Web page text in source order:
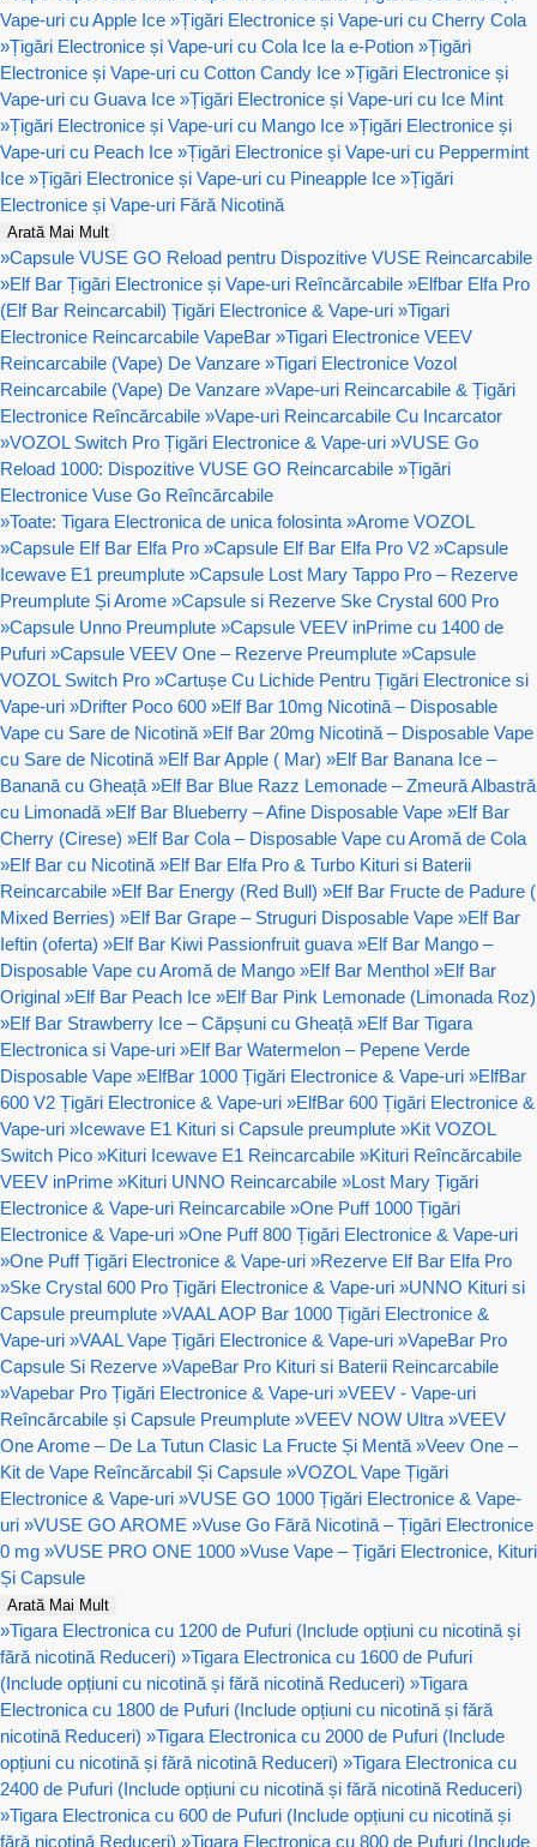
Vape-uri cu Apple Ice »Țigări Electronice și Vape-uri cu Cherry Cola
»Țigări Electronice și Vape-uri cu Cola Ice la e-Potion »Țigări
Electronice și Vape-uri cu Cotton Candy Ice »Țigări Electronice și
Vape-uri cu Guava Ice »Țigări Electronice și Vape-uri cu Ice Mint
»Țigări Electronice și Vape-uri cu Mango Ice »Țigări Electronice și
Vape-uri cu Peach Ice »Țigări Electronice și Vape-uri cu Peppermint
Ice »Țigări Electronice și Vape-uri cu Pineapple Ice »Țigări
Electronice și Vape-uri Fără Nicotină
Arată Mai Mult
»Capsule VUSE GO Reload pentru Dispozitive VUSE Reincarcabile
»Elf Bar Țigări Electronice și Vape-uri Reîncărcabile »Elfbar Elfa Pro
(Elf Bar Reincarcabil) Țigări Electronice & Vape-uri »Tigari
Electronice Reincarcabile VapeBar »Tigari Electronice VEEV
Reincarcabile (Vape) De Vanzare »Tigari Electronice Vozol
Reincarcabile (Vape) De Vanzare »Vape-uri Reincarcabile & Țigări
Electronice Reîncărcabile »Vape-uri Reincarcabile Cu Incarcator
»VOZOL Switch Pro Țigări Electronice & Vape-uri »VUSE Go
Reload 1000: Dispozitive VUSE GO Reincarcabile »Țigări
Electronice Vuse Go Reîncărcabile
»Toate: Tigara Electronica de unica folosinta »Arome VOZOL
»Capsule Elf Bar Elfa Pro »Capsule Elf Bar Elfa Pro V2 »Capsule
Icewave E1 preumplute »Capsule Lost Mary Tappo Pro – Rezerve
Preumplute Și Arome »Capsule si Rezerve Ske Crystal 600 Pro
»Capsule Unno Preumplute »Capsule VEEV inPrime cu 1400 de
Pufuri »Capsule VEEV One – Rezerve Preumplute »Capsule
VOZOL Switch Pro »Cartușe Cu Lichide Pentru Țigări Electronice si
Vape-uri »Drifter Poco 600 »Elf Bar 10mg Nicotină – Disposable
Vape cu Sare de Nicotină »Elf Bar 20mg Nicotină – Disposable Vape
cu Sare de Nicotină »Elf Bar Apple ( Mar) »Elf Bar Banana Ice –
Banană cu Gheață »Elf Bar Blue Razz Lemonade – Zmeură Albastră
cu Limonadă »Elf Bar Blueberry – Afine Disposable Vape »Elf Bar
Cherry (Cirese) »Elf Bar Cola – Disposable Vape cu Aromă de Cola
»Elf Bar cu Nicotină »Elf Bar Elfa Pro & Turbo Kituri si Baterii
Reincarcabile »Elf Bar Energy (Red Bull) »Elf Bar Fructe de Padure (
Mixed Berries) »Elf Bar Grape – Struguri Disposable Vape »Elf Bar
Ieftin (oferta) »Elf Bar Kiwi Passionfruit guava »Elf Bar Mango –
Disposable Vape cu Aromă de Mango »Elf Bar Menthol »Elf Bar
Original »Elf Bar Peach Ice »Elf Bar Pink Lemonade (Limonada Roz)
»Elf Bar Strawberry Ice – Căpșuni cu Gheață »Elf Bar Tigara
Electronica si Vape-uri »Elf Bar Watermelon – Pepene Verde
Disposable Vape »ElfBar 1000 Țigări Electronice & Vape-uri »ElfBar
600 V2 Țigări Electronice & Vape-uri »ElfBar 600 Țigări Electronice &
Vape-uri »Icewave E1 Kituri si Capsule preumplute »Kit VOZOL
Switch Pico »Kituri Icewave E1 Reincarcabile »Kituri Reîncărcabile
VEEV inPrime »Kituri UNNO Reincarcabile »Lost Mary Țigări
Electronice & Vape-uri Reincarcabile »One Puff 1000 Țigări
Electronice & Vape-uri »One Puff 800 Țigări Electronice & Vape-uri
»One Puff Țigări Electronice & Vape-uri »Rezerve Elf Bar Elfa Pro
»Ske Crystal 600 Pro Țigări Electronice & Vape-uri »UNNO Kituri si
Capsule preumplute »VAAL AOP Bar 1000 Țigări Electronice &
Vape-uri »VAAL Vape Țigări Electronice & Vape-uri »VapeBar Pro
Capsule Si Rezerve »VapeBar Pro Kituri si Baterii Reincarcabile
»Vapebar Pro Țigări Electronice & Vape-uri »VEEV - Vape-uri
Reîncărcabile și Capsule Preumplute »VEEV NOW Ultra »VEEV
One Arome – De La Tutun Clasic La Fructe Și Mentă »Veev One –
Kit de Vape Reîncărcabil Și Capsule »VOZOL Vape Țigări
Electronice & Vape-uri »VUSE GO 1000 Țigări Electronice & Vape-
uri »VUSE GO AROME »Vuse Go Fără Nicotină – Țigări Electronice
0 mg »VUSE PRO ONE 1000 »Vuse Vape – Țigări Electronice, Kituri
Și Capsule
Arată Mai Mult
»Tigara Electronica cu 1200 de Pufuri (Include opțiuni cu nicotină și
fără nicotină Reduceri) »Tigara Electronica cu 1600 de Pufuri
(Include opțiuni cu nicotină și fără nicotină Reduceri) »Tigara
Electronica cu 1800 de Pufuri (Include opțiuni cu nicotină și fără
nicotină Reduceri) »Tigara Electronica cu 2000 de Pufuri (Include
opțiuni cu nicotină și fără nicotină Reduceri) »Tigara Electronica cu
2400 de Pufuri (Include opțiuni cu nicotină și fără nicotină Reduceri)
»Tigara Electronica cu 600 de Pufuri (Include opțiuni cu nicotină și
fără nicotină Reduceri) »Tigara Electronica cu 800 de Pufuri (Include